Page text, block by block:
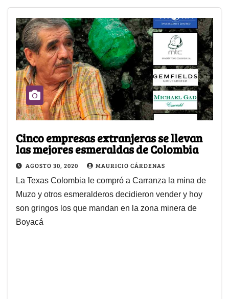
Cinco empresas extranjeras se llevan
las mejores esmeraldas de Colombia
AGOSTO 30, 2020 MAURICIO CÁRDENAS
La Texas Colombia le compró a Carranza la mina de
Muzo y otros esmeralderos decidieron vender y hoy
son gringos los que mandan en la zona minera de
Boyacá